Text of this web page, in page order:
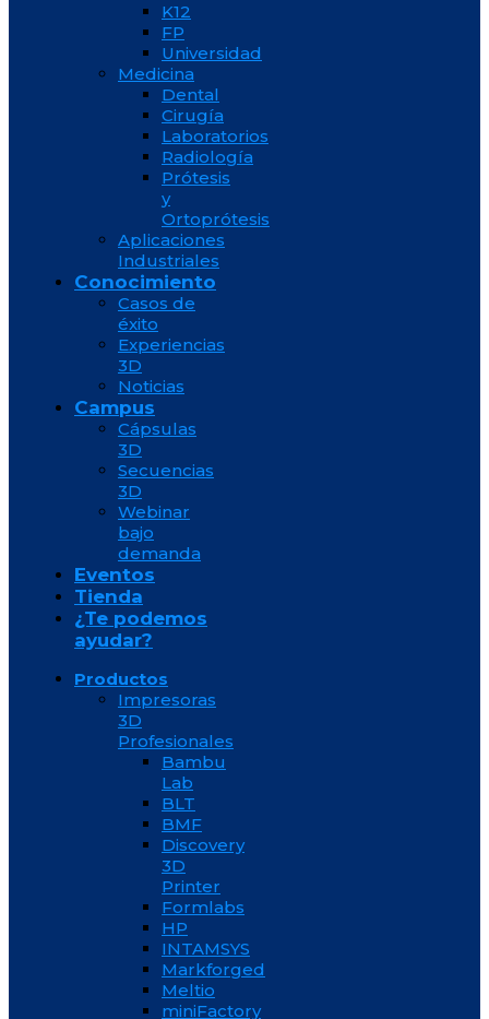
K12
FP
Universidad
Medicina
Dental
Cirugía
Laboratorios
Radiología
Prótesis
y
Ortoprótesis
Aplicaciones
Industriales
Conocimiento
Casos de
éxito
Experiencias
3D
Noticias
Campus
Cápsulas
3D
Secuencias
3D
Webinar
bajo
demanda
Eventos
Tienda
¿Te podemos
ayudar?
Productos
Impresoras
3D
Profesionales
Bambu
Lab
BLT
BMF
Discovery
3D
Printer
Formlabs
HP
INTAMSYS
Markforged
Meltio
miniFactory